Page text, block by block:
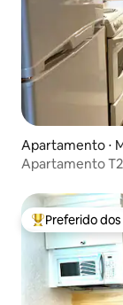
Apartamento ⋅
Apartamento
Entre os
Preferido